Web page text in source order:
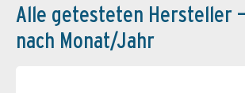
Alle getesteten Hersteller
nach Monat/Jahr